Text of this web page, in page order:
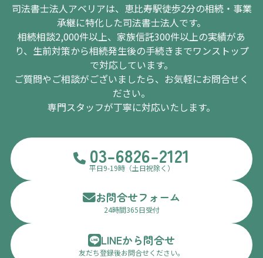
司法書士法人アベリアは、恵比寿駅徒歩2分の相続・事業
承継に特化した司法書士法人です。
相続相談2,000件以上、家族信託300件以上の実績があ
り、生前対策から相続発生後の手続きまでワンストップ
で対応しています。
ご質問やご相談がございましたら、お気軽にお問合せく
ださい。
専門スタッフが丁寧に対応いたします。
03-6826-2121
平日9-19時（土日祝除く）
お問合せフォーム
24時間365日受付
LINEから問合せ
友だち登録後お問合せください。